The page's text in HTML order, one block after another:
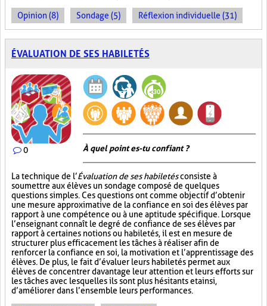
Opinion (8) Sondage (5) Réflexion individuelle (31)
ÉVALUATION DE SES HABILETÉS
0 À quel point es-tu confiant ?
La technique de l’Évaluation de ses habiletésconsiste à
soumettre aux élèves un sondage composé de quelques
questions simples. Ces questions ont comme objectif d’obtenir
une mesure approximative de la confiance en soi des élèves par
rapport à une compétence ou à une aptitude spécifique. Lorsque
l’enseignant connaît le degré de confiance de ses élèves par
rapport à certaines notions ou habiletés, il est en mesure de
structurer plus efficacement les tâches à réaliser afin de
renforcer la confiance en soi, la motivation et l’apprentissage des
élèves. De plus, le fait d’évaluer leurs habiletés permet aux
élèves de concentrer davantage leur attention et leurs efforts sur
les tâches avec lesquelles ils sont plus hésitants et ainsi,
d’améliorer dans l’ensemble leurs performances.